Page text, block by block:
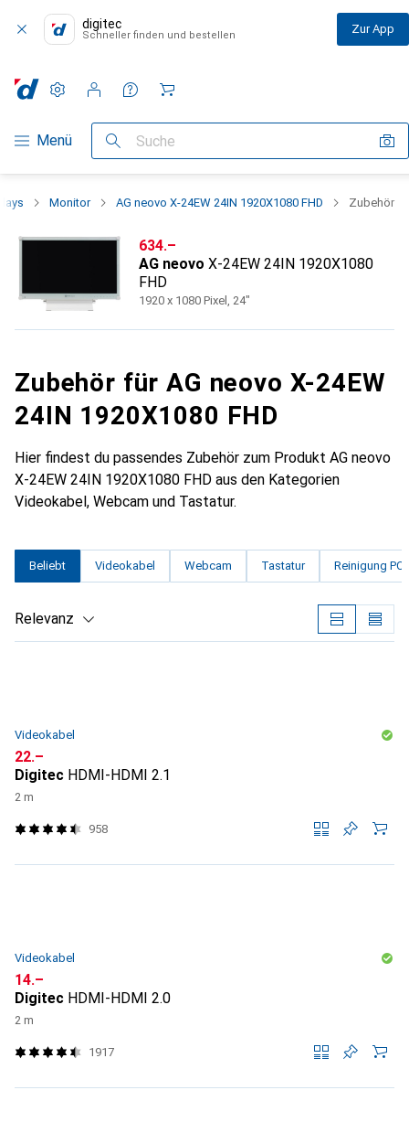
digitec
Schneller finden und bestellen Zur App
Navigation nach Kategorien
Menü Suche
Einstellungen
Kundenkonto
Vergleichslisten
Merklisten
Warenkorb
Monitor AG neovo X-24EW 24IN 1920X1080 FHD Zubehör
CHF
634.–
AG neovo X-24EW 24IN 1920X1080
FHD
1920 x 1080 Pixel, 24"
Zubehör für AG neovo X-24EW
24IN 1920X1080 FHD
Hier findest du passendes Zubehör zum Produkt AG neovo
X-24EW 24IN 1920X1080 FHD aus den Kategorien
Videokabel, Webcam und Tastatur.
Beliebt Videokabel Webcam Tastatur Reinigung PC
Relevanz
Videokabel
CHF
22.–
Digitec HDMI-HDMI 2.1
2 m
958
Videokabel
CHF
14.–
Digitec HDMI-HDMI 2.0
2 m
1917